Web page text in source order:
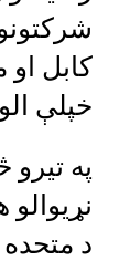
کابل
خپلې
په تیرو
د